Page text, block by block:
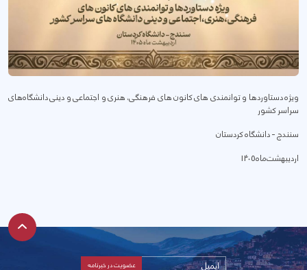
ویژه دستاوردها و توانمندی های کانون های فرهنگی، هنری و اجتماعی و دینی دانشگاه‌های
سراسر کشور
سنندج - دانشگاه کردستان
اردیبهشت‌ماه 1405